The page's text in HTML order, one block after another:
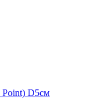
Point) D5см